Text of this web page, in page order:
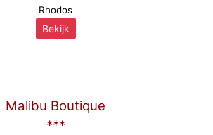
Rhodos
Bekijk
Malibu Boutique
***